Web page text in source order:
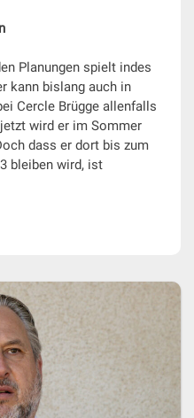
Planungen spielt indes
kann bislang auch in
Cercle Brügge allenfalls
wird er im Sommer
dass er dort bis zum
bleiben wird, ist